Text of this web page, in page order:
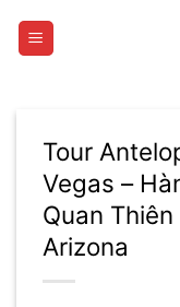
qua
Tour
Vegas –
Quan
Arizona